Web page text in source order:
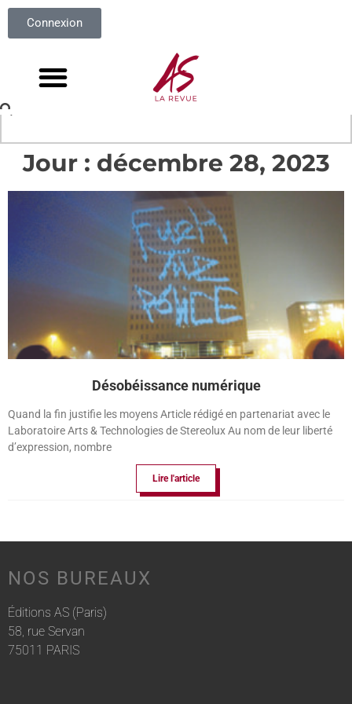
Connexion
Jour : décembre 28, 2023
Désobéissance numérique
Quand la fin justifie les moyens Article rédigé en partenariat avec le
Laboratoire Arts & Technologies de Stereolux Au nom de leur liberté
d’expression, nombre
Lire l'article
NOS BUREAUX
Éditions AS (Paris)
58, rue Servan
75011 PARIS